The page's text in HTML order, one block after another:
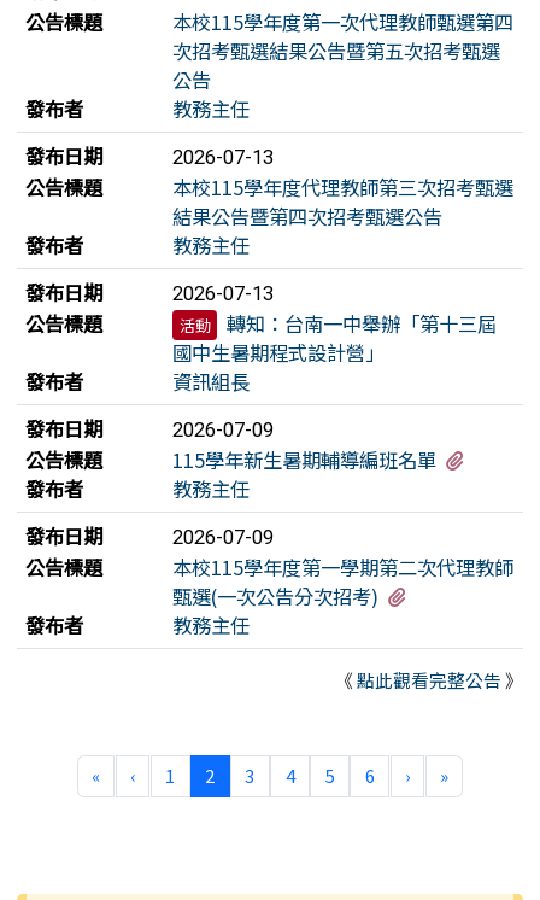
公告標題
本校115學年度第一次代理教師甄選第四
次招考甄選結果公告暨第五次招考甄選
公告
發布者
教務主任
發布日期
2026-07-13
公告標題
本校115學年度代理教師第三次招考甄選
結果公告暨第四次招考甄選公告
發布者
教務主任
發布日期
2026-07-13
公告標題 活動
轉知：台南一中舉辦「第十三屆
國中生暑期程式設計營」
發布者
資訊組長
發布日期
2026-07-09
公告標題 115學年新生暑期輔導編班名單
發布者
教務主任
發布日期
2026-07-09
公告標題
本校115學年度第一學期第二次代理教師
甄選(一次公告分次招考)
發布者
教務主任
《點此觀看完整公告》
«第一頁
‹上一頁
1 2 (目前頁次)
3 4 5 6 ›下一頁
»最後頁